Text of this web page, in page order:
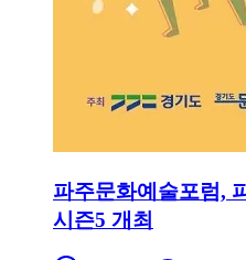
파주문화예술포럼,
시즌5 개최